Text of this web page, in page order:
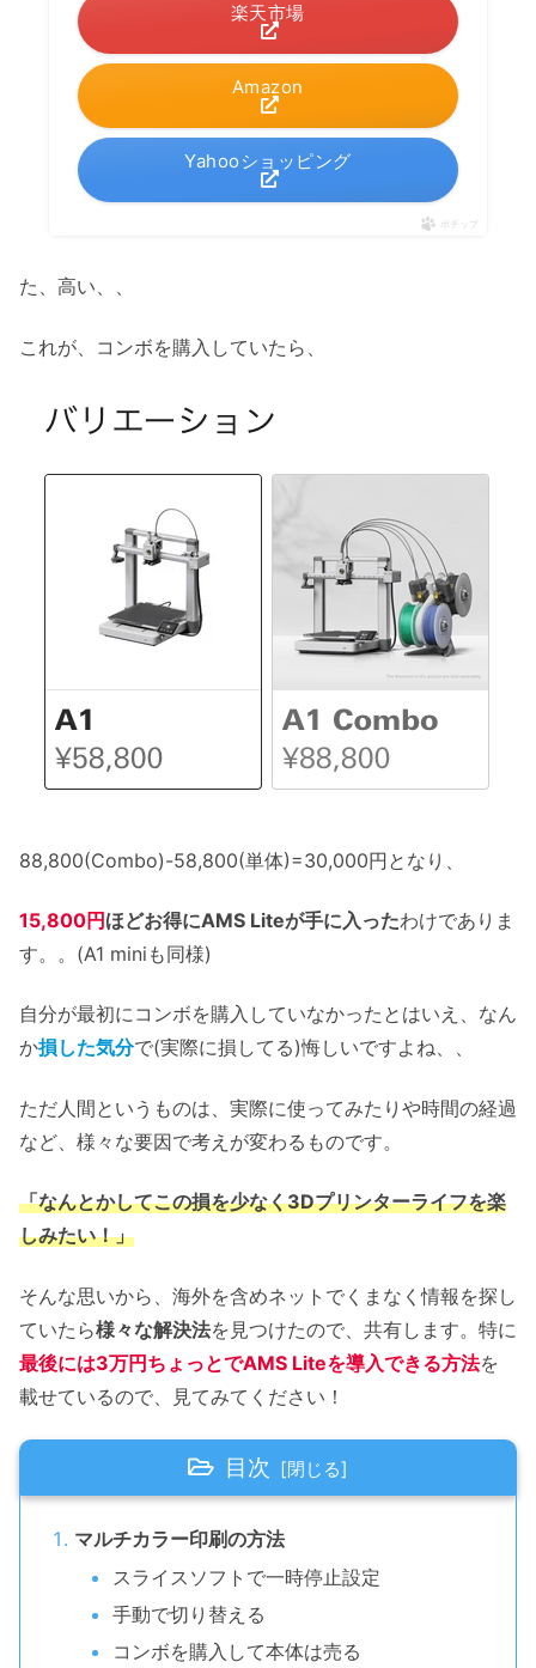
Amazon
楽天市場
Yahooショッピング
ポチップ
た、高い、、
これが、コンボを購入していたら、
88,800(Combo)-58,800(単体)=30,000円となり、
15,800円 ほどお得にAMS Liteが手に入ったわけでありま
す。。(A1 miniも同様)
自分が最初にコンボを購入していなかったとはいえ、なん
か損した気分で(実際に損してる)悔しいですよね、、
ただ人間というものは、実際に使ってみたりや時間の経過
など、様々な要因で考えが変わるものです。
「なんとかしてこの損を少なく3Dプリンターライフを楽
しみたい！」
そんな思いから、海外を含めネットでくまなく情報を探し
ていたら様々な解決法を見つけたので、共有します。特に
最後には3万円ちょっとでAMS Liteを導入できる方法を
載せているので、見てみてください！
目次
マルチカラー印刷の方法
スライスソフトで一時停止設定
手動で切り替える
コンボを購入して本体は売る